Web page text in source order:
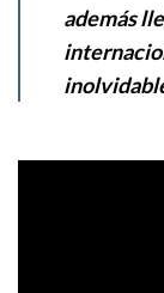
además